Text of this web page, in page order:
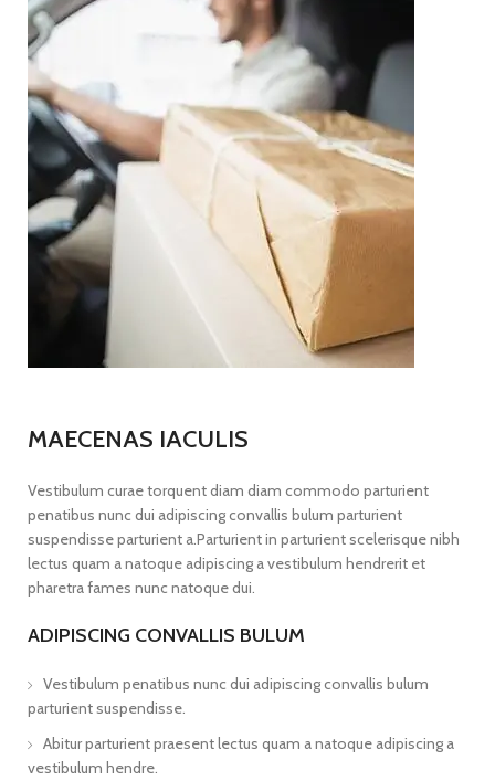
MAECENAS IACULIS
Vestibulum curae torquent diam diam commodo parturient
penatibus nunc dui adipiscing convallis bulum parturient
suspendisse parturient a.Parturient in parturient scelerisque nibh
lectus quam a natoque adipiscing a vestibulum hendrerit et
pharetra fames nunc natoque dui.
ADIPISCING CONVALLIS BULUM
Vestibulum penatibus nunc dui adipiscing convallis bulum
parturient suspendisse.
Abitur parturient praesent lectus quam a natoque adipiscing a
vestibulum hendre.